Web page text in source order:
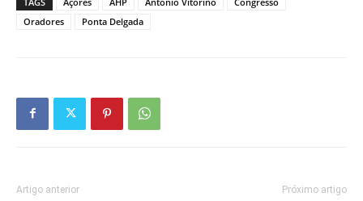
Oradores
Ponta Delgada
Artigo anterior Próximo artigo